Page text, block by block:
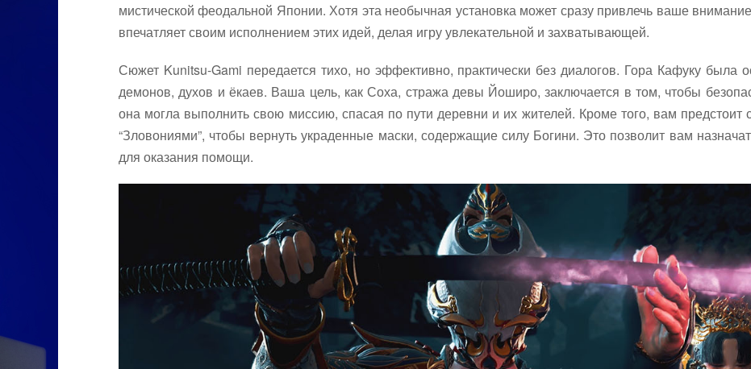
мистической феодальной Японии. Хотя эта необычная установка может сразу привлечь ваше
впечатляет своим исполнением этих идей, делая игру увлекательной и захватывающей.
Сюжет Kunitsu-Gami передается тихо, но эффективно, практически без диалогов. Гора Кафуку была
демонов, духов и ёкаев. Ваша цель, как Соха, стража девы Йоширо, заключается в том, чтобы
она могла выполнить свою миссию, спасая по пути деревни и их жителей. Кроме того, вам предстоит
“Зловониями”, чтобы вернуть украденные маски, содержащие силу Богини. Это позволит вам
для оказания помощи.